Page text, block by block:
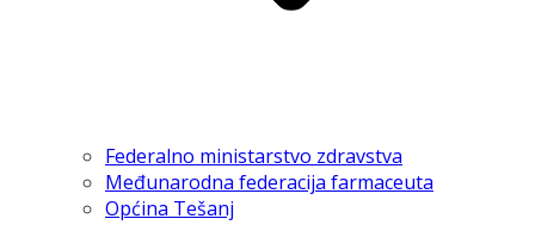
Federalno ministarstvo zdravstva
Međunarodna federacija farmaceuta
Općina Tešanj